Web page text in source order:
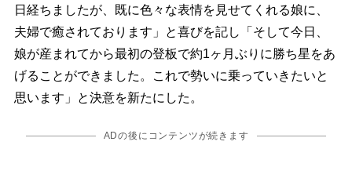
日経ちましたが、既に色々な表情を見せてくれる娘に、
夫婦で癒されております」と喜びを記し「そして今日、
娘が産まれてから最初の登板で約1ヶ月ぶりに勝ち星をあ
げることができました。これで勢いに乗っていきたいと
思います」と決意を新たにした。
ADの後にコンテンツが続きます